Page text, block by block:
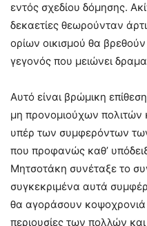
εντός σχεδίου δόμησης.
δεκαετίες θεωρούνταν
ορίων οικισμού θα
γεγονός που μειώνει
Αυτό είναι βρώμικη
μη προνομιούχων πολιτών
υπέρ των συμφερόντων
που προφανώς καθ’
Μητσοτάκη συνέταξε το
συγκεκριμένα αυτά
θα αγοράσουν κοψοχρονιά
περιουσίες των πολλών